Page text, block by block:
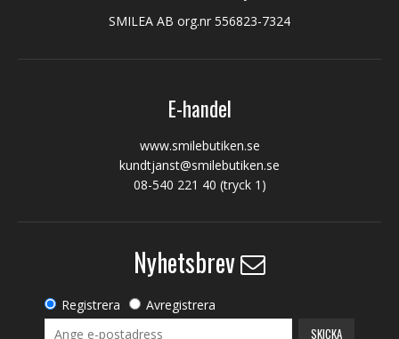
SMILEA AB org.nr 556823-7324
E-handel
www.smilebutiken.se
kundtjanst@smilebutiken.se
08-540 221 40 (tryck 1)
Nyhetsbrev
Registrera Avregistrera
SKICKA